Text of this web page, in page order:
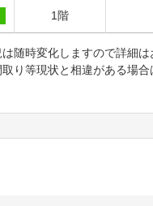
1階
随時変化しますので詳細は
り等現状と相違がある場合